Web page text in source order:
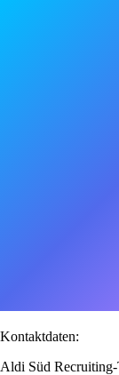
Kontaktdaten:
Aldi Süd Recruiting-